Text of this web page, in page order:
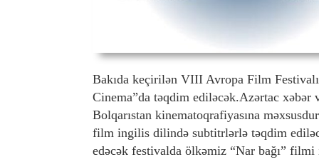
Bakıda keçirilən VIII Avropa Film
Cinema”da təqdim ediləcək.Azərtac xəbər
Bolqarıstan kinematoqrafiyasına
film ingilis dilində subtitrlərlə təqdim
edəcək festivalda ölkəmiz “Nar bağı”